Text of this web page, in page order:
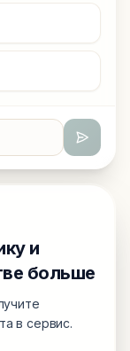
и
больше
в сервис.